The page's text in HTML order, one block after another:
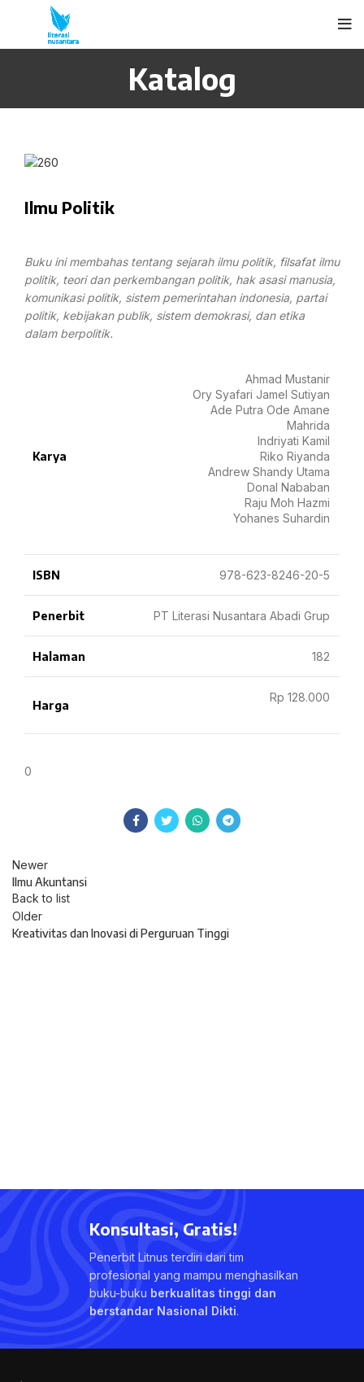
Katalog
Ilmu Politik
Buku ini membahas tentang sejarah ilmu politik, filsafat ilmu
politik, teori dan perkembangan politik, hak asasi manusia,
komunikasi politik, sistem pemerintahan indonesia, partai
politik, kebijakan publik, sistem demokrasi, dan etika
dalam berpolitik.
Karya
Ahmad Mustanir
Ory Syafari Jamel Sutiyan
Ade Putra Ode Amane
Mahrida
Indriyati Kamil
Riko Riyanda
Andrew Shandy Utama
Donal Nababan
Raju Moh Hazmi
Yohanes Suhardin
ISBN 978-623-8246-20-5
Penerbit PT Literasi Nusantara Abadi Grup
Halaman 182
Harga
Rp 128.000
0
Newer
Ilmu Akuntansi
Back to list
Older
Kreativitas dan Inovasi di Perguruan Tinggi
Konsultasi, Gratis!
Penerbit Litnus terdiri dari tim
profesional yang mampu menghasilkan
buku-buku berkualitas tinggi dan
berstandar Nasional Dikti.